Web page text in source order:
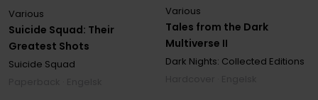
Suicide Squad: Their
Greatest Shots
Various
Suicide Squad
Tales from the Dark
Multiverse II
Various
Dark Nights: Collected Editions